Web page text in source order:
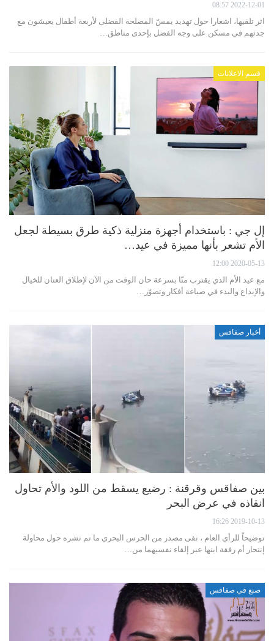
2022-12-01 08:57
اثر تلقيها، اشعارا حول تهديد يمسّ المصلحة الفضلى لأربعة أطفال يعيشون مع
جدتهم في مسكن على وجه الفضل بإحدى مناطق…
قسم الاعلانات
إل جي : باستخدام أجهزة منزلية ذكية طرق بسيطة لجعل
الأم تشعر بأنها مميزة في عيد…
2020-05-13 12:00
مع عيد الأم الذي يقترب منّا بسرعة حان الوقت من الآن لإطلاق العنان للخيال
والإبداع والبدء في صياغة أفكار وتصوّر…
أخبار صفاقس
بين صفاقس وقرقنة : رضيع يسقط من اللود والأم تحاول
انقاذه في عرض البحر
2019-10-13 16:26
توضيحاً للرأي العام ، نفى مصدر من الحرس البحري ما تم نشره حول محاولة
إنتحار أم رفقة ابنها عبر إلقاء نفسيهما من…
صنع في صفاقس